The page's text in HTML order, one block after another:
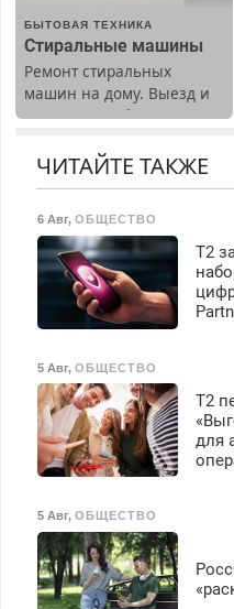
Ежемесячно
выплачивается денежная
премия. Возможно
бесплатное обучение,
получение документов,
транспортной
безопасности с з/п до
БЫТОВАЯ ТЕХНИКА
Стиральные машины
Ремонт стиральных
машин на дому. Выезд и
диагностика бесплатно.
ЧИТАЙТЕ ТАКЖЕ
6 Авг, ОБЩЕСТВО
Т2
5 Авг, ОБЩЕСТВО
Т2
для
5 Авг, ОБЩЕСТВО